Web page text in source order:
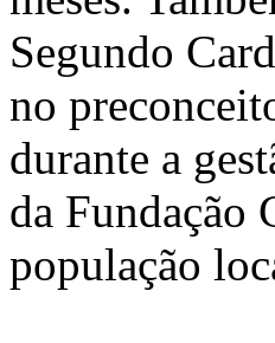
Segundo
no
durante a
da Fundação
população